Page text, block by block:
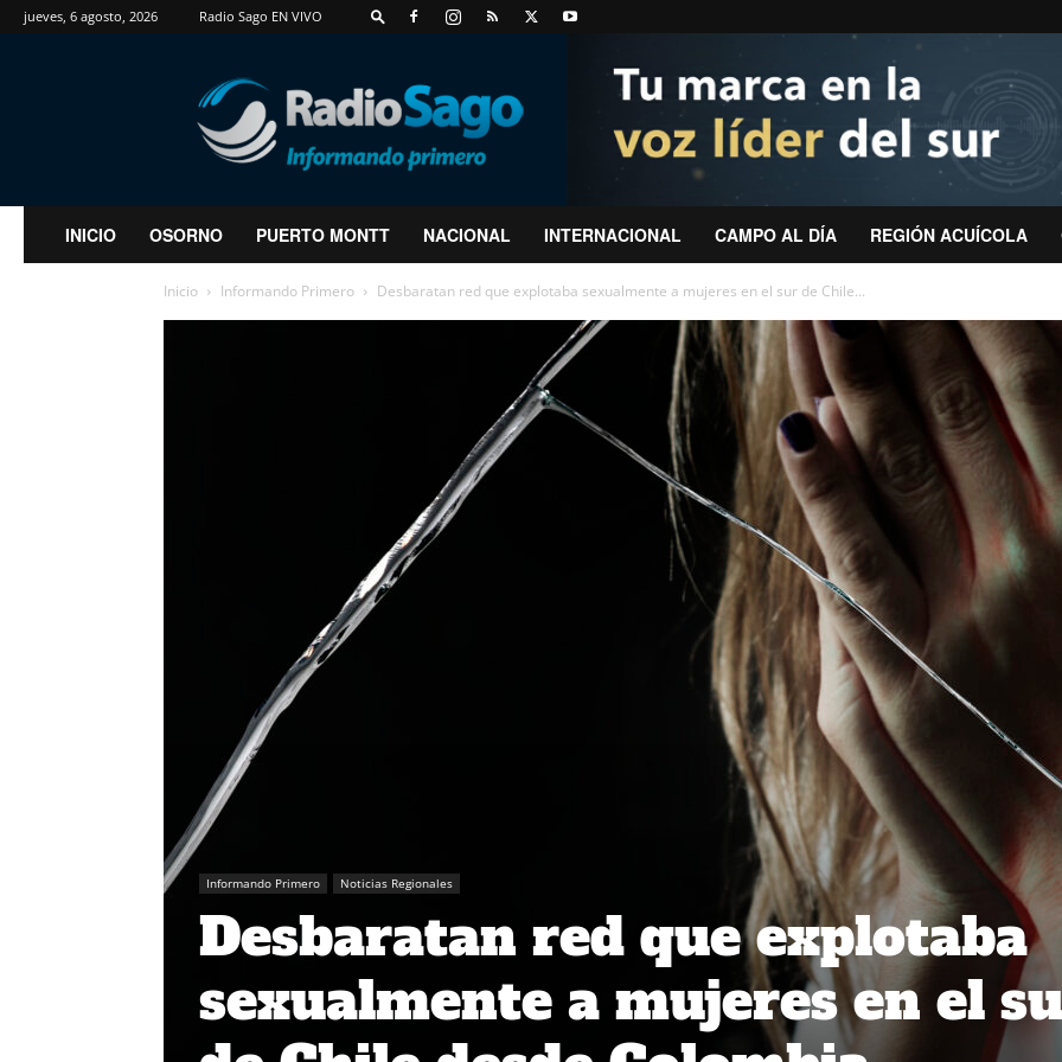
jueves, 6 agosto, 2026 Radio Sago EN VIVO
RadioSago
INICIO OSORNO PUERTO MONTT NACIONAL INTERNACIONAL CAMPO AL DÍA REGIÓN ACUÍCOLA
Inicio Informando Primero Desbaratan red que explotaba sexualmente a mujeres en el sur de Chile...
Informando Primero Noticias Regionales
Desbaratan red que explotaba
sexualmente a mujeres en el